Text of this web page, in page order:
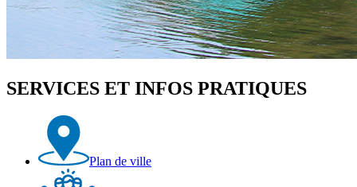
SERVICES ET INFOS PRATIQUES
Plan de ville